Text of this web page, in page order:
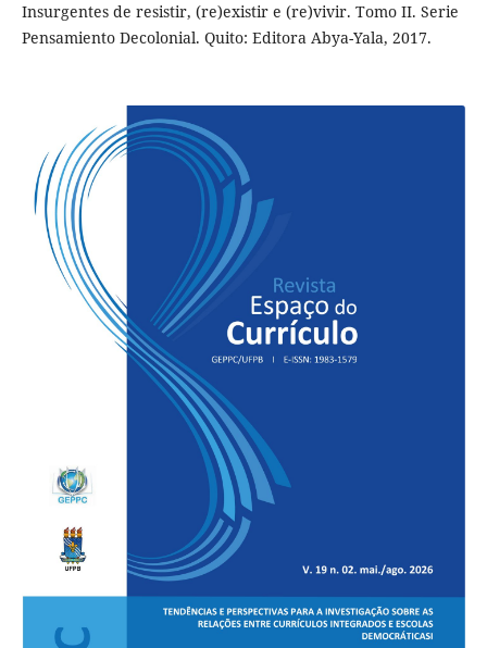
Insurgentes de resistir, (re)existir e (re)vivir. Tomo II. Serie
Pensamiento Decolonial. Quito: Editora Abya-Yala, 2017.